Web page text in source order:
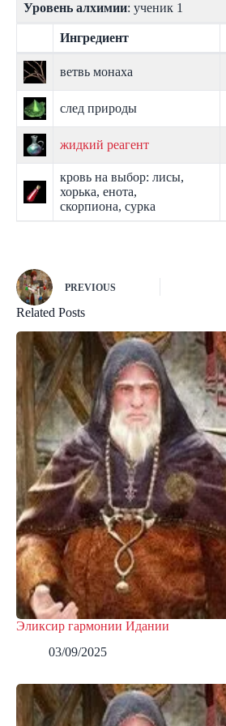
Уровень алхимии: ученик 1
Ингредиент
ветвь монаха
след природы
жидкий реагент
кровь на выбор: лисы,
хорька, енота,
скорпиона, сурка
PREVIOUS
Related Posts
Эликсир гармонии Идании
03/09/2025